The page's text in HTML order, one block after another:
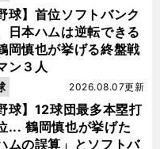
球】首位ソフトバンク
日本ハムは逆転できる
慎也が挙げる終盤戦
ン３人
球】12球団最多本塁打
... 鶴岡慎也が挙げた
ムの誤算」とソフトバ
2026.08.07更新